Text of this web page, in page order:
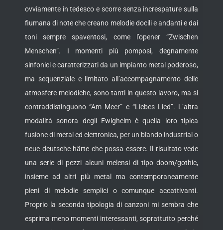
ovviamente in tedesco e scorre senza increspature sulla
fiumana di note che creano melodie docili e andanti e dai
toni sempre spaventosi, come l’opener “Zwischen
Menschen”. I momenti più pomposi, degnamente
sinfonici e caratterizzati da un impianto metal poderoso,
ma sequenziale e limitato all’accompagnamento delle
atmosfere melodiche, sono tanti in questo lavoro, ma si
contraddistinguono “Am Meer” e “Liebes Lied”. L’altra
modalità sonora degli Ewigheim è quella loro tipica
fusione di metal ed elettronica, per un blando industrial o
neue deutsche härte che possa essere. Il risultato vede
una serie di pezzi alcuni melensi di tipo doom/gothic,
insieme ad altri più metal ma contemporaneamente
pieni di melodie semplici o comunque accattivanti.
Proprio la seconda tipologia di canzoni mi sembra che
esprima meno momenti interessanti, soprattutto perché